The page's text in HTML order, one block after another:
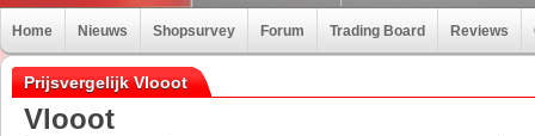
Home Nieuws Shopsurvey Forum Trading Board Reviews
Prijsvergelijk Vlooot
Vlooot